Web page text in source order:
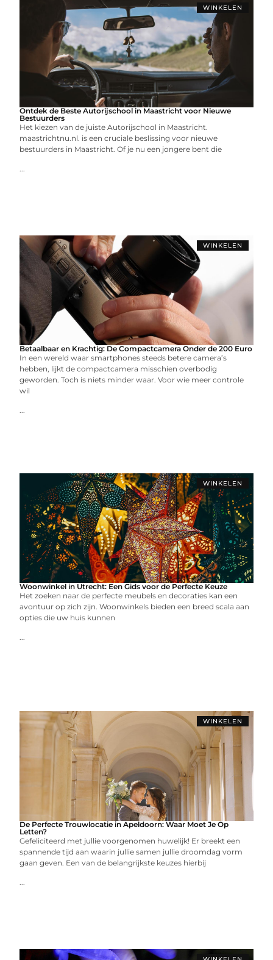
WINKELEN
Ontdek de Beste Autorijschool in Maastricht voor Nieuwe
Bestuurders
Het kiezen van de juiste Autorijschool in Maastricht.
maastrichtnu.nl. is een cruciale beslissing voor nieuwe
bestuurders in Maastricht. Of je nu een jongere bent die
...
WINKELEN
Betaalbaar en Krachtig: De Compactcamera Onder de 200 Euro
In een wereld waar smartphones steeds betere camera’s
hebben, lijkt de compactcamera misschien overbodig
geworden. Toch is niets minder waar. Voor wie meer controle
wil
...
WINKELEN
Woonwinkel in Utrecht: Een Gids voor de Perfecte Keuze
Het zoeken naar de perfecte meubels en decoraties kan een
avontuur op zich zijn. Woonwinkels bieden een breed scala aan
opties die uw huis kunnen
...
WINKELEN
De Perfecte Trouwlocatie in Apeldoorn: Waar Moet Je Op
Letten?
Gefeliciteerd met jullie voorgenomen huwelijk! Er breekt een
spannende tijd aan waarin jullie samen jullie droomdag vorm
gaan geven. Een van de belangrijkste keuzes hierbij
...